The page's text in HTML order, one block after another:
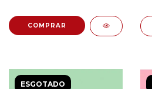
ESGOTADO